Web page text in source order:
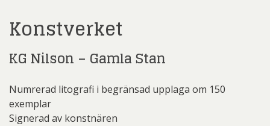
Konstverket
KG Nilson – Gamla Stan
Numrerad litografi i begränsad upplaga om 150
exemplar
Signerad av konstnären